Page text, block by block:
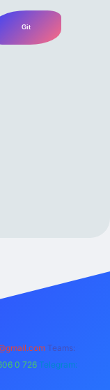
Teams:
0 726 Telegram: